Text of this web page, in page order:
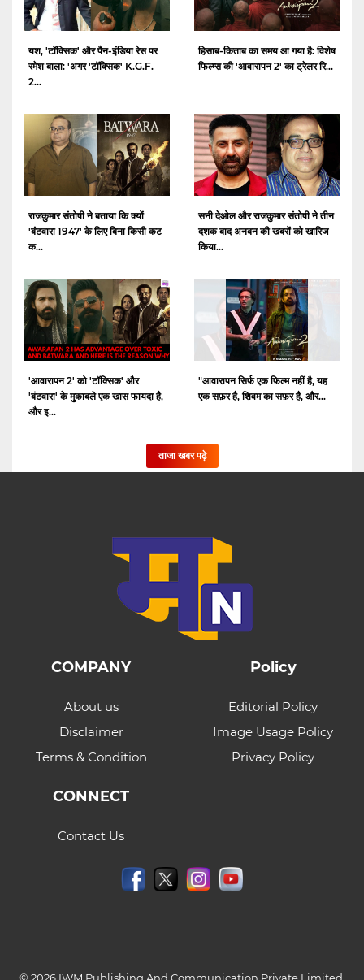
यश, 'टॉक्सिक' और पैन-इंडिया रेस पर
रमेश बाला: 'अगर 'टॉक्सिक' K.G.F.
2...
हिसाब-किताब का समय आ गया है: विशेष
फिल्म्स की 'आवारापन 2' का ट्रेलर रि...
राजकुमार संतोषी ने बताया कि क्यों
'बंटवारा 1947' के लिए बिना किसी कट
क...
सनी देओल और राजकुमार संतोषी ने तीन
दशक बाद अनबन की खबरों को खारिज
किया...
'आवारापन 2' को 'टॉक्सिक' और
'बंटवारा' के मुकाबले एक खास फायदा है,
और इ...
"आवारापन सिर्फ़ एक फ़िल्म नहीं है, यह
एक सफ़र है, शिवम का सफ़र है, और...
ताजा खबर पढ़े
COMPANY
About us
Disclaimer
Terms & Condition
Policy
Editorial Policy
Image Usage Policy
Privacy Policy
CONNECT
Contact Us
© 2026 IWM Publishing And Communication Private Limited.